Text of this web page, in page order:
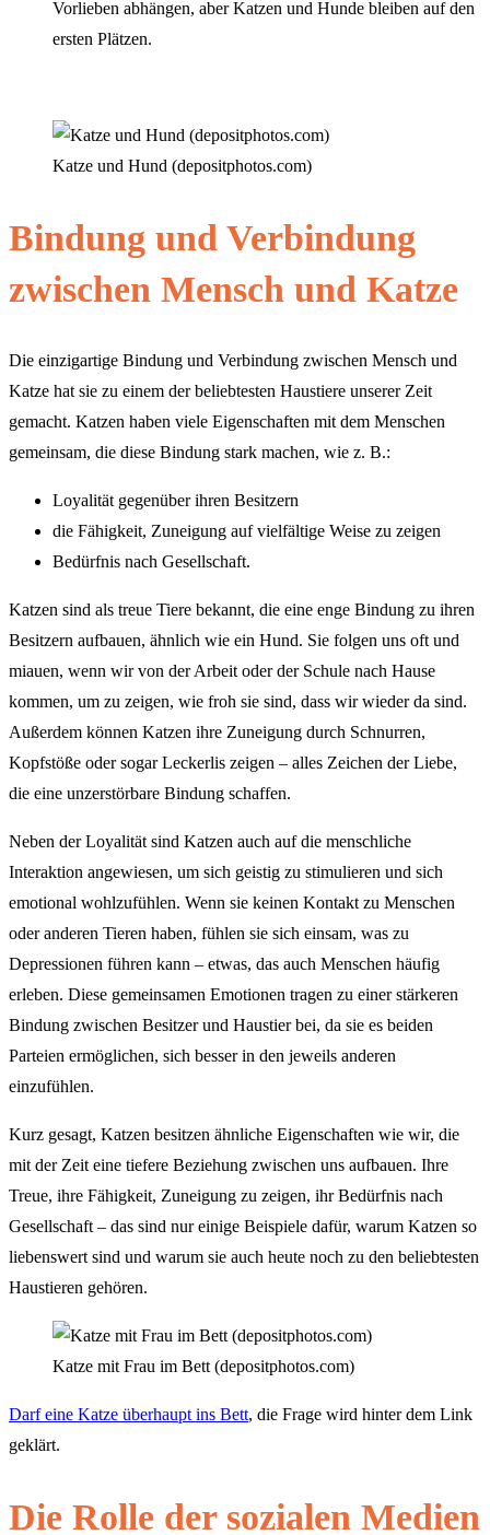
Vorlieben abhängen, aber Katzen und Hunde bleiben auf den
ersten Plätzen.
Katze und Hund (depositphotos.com)
Bindung und Verbindung
zwischen Mensch und Katze
Die einzigartige Bindung und Verbindung zwischen Mensch und
Katze hat sie zu einem der beliebtesten Haustiere unserer Zeit
gemacht. Katzen haben viele Eigenschaften mit dem Menschen
gemeinsam, die diese Bindung stark machen, wie z. B.:
Loyalität gegenüber ihren Besitzern
die Fähigkeit, Zuneigung auf vielfältige Weise zu zeigen
Bedürfnis nach Gesellschaft.
Katzen sind als treue Tiere bekannt, die eine enge Bindung zu ihren
Besitzern aufbauen, ähnlich wie ein Hund. Sie folgen uns oft und
miauen, wenn wir von der Arbeit oder der Schule nach Hause
kommen, um zu zeigen, wie froh sie sind, dass wir wieder da sind.
Außerdem können Katzen ihre Zuneigung durch Schnurren,
Kopfstöße oder sogar Leckerlis zeigen – alles Zeichen der Liebe,
die eine unzerstörbare Bindung schaffen.
Neben der Loyalität sind Katzen auch auf die menschliche
Interaktion angewiesen, um sich geistig zu stimulieren und sich
emotional wohlzufühlen. Wenn sie keinen Kontakt zu Menschen
oder anderen Tieren haben, fühlen sie sich einsam, was zu
Depressionen führen kann – etwas, das auch Menschen häufig
erleben. Diese gemeinsamen Emotionen tragen zu einer stärkeren
Bindung zwischen Besitzer und Haustier bei, da sie es beiden
Parteien ermöglichen, sich besser in den jeweils anderen
einzufühlen.
Kurz gesagt, Katzen besitzen ähnliche Eigenschaften wie wir, die
mit der Zeit eine tiefere Beziehung zwischen uns aufbauen. Ihre
Treue, ihre Fähigkeit, Zuneigung zu zeigen, ihr Bedürfnis nach
Gesellschaft – das sind nur einige Beispiele dafür, warum Katzen so
liebenswert sind und warum sie auch heute noch zu den beliebtesten
Haustieren gehören.
Katze mit Frau im Bett (depositphotos.com)
Darf eine Katze überhaupt ins Bett, die Frage wird hinter dem Link
geklärt.
Die Rolle der sozialen Medien